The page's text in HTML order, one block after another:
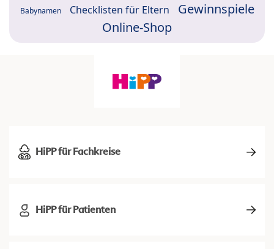
Babynamen Checklisten für Eltern
Gewinnspiele
Online-Shop
HiPP für Fachkreise
HiPP für Patienten